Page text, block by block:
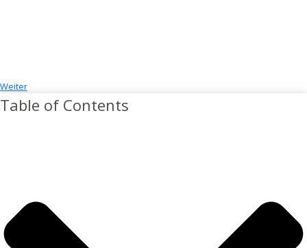
Weiter
Table of Contents